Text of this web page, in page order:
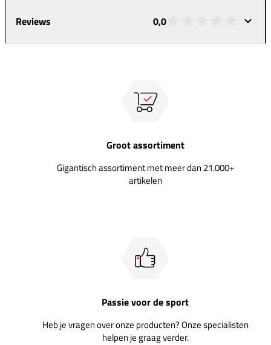
Reviews 0,0
Groot assortiment
Gigantisch assortiment met meer dan 21.000+
artikelen
Passie voor de sport
Heb je vragen over onze producten? Onze specialisten
helpen je graag verder.